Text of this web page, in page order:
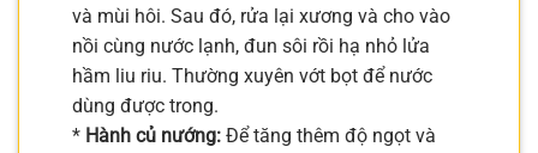
và mùi hôi. Sau đó, rửa lại xương và cho vào
nồi cùng nước lạnh, đun sôi rồi hạ nhỏ lửa
hầm liu riu. Thường xuyên vớt bọt để nước
dùng được trong.
* Hành củ nướng: Để tăng thêm độ ngọt và